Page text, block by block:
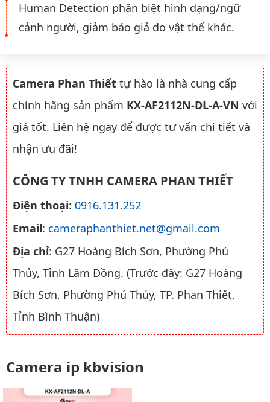
Human Detection phân biệt hình dạng/ngữ
cảnh người, giảm báo giả do vật thể khác.
Camera Phan Thiết tự hào là nhà cung cấp
chính hãng sản phẩm KX-AF2112N-DL-A-VN với
giá tốt. Liên hệ ngay để được tư vấn chi tiết và
nhận ưu đãi!
CÔNG TY TNHH CAMERA PHAN THIẾT
Điện thoại: 0916.131.252
Email: cameraphanthiet.net@gmail.com
Địa chỉ: G27 Hoàng Bích Sơn, Phường Phú
Thủy, Tỉnh Lâm Đồng. (Trước đây: G27 Hoàng
Bích Sơn, Phường Phú Thủy, TP. Phan Thiết,
Tỉnh Bình Thuận)
Camera ip kbvision